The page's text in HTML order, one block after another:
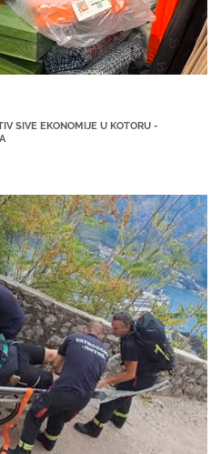
SIVE EKONOMIJE U KOTORU -